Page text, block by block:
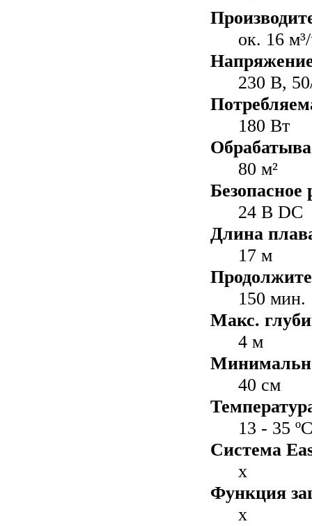
ок. 16
230 В,
180 Вт
80 м²
24 В DC
Длина
17 м
150 мин.
Макс.
4 м
40 см
13 - 35 ºC
Система
x
Функция
x